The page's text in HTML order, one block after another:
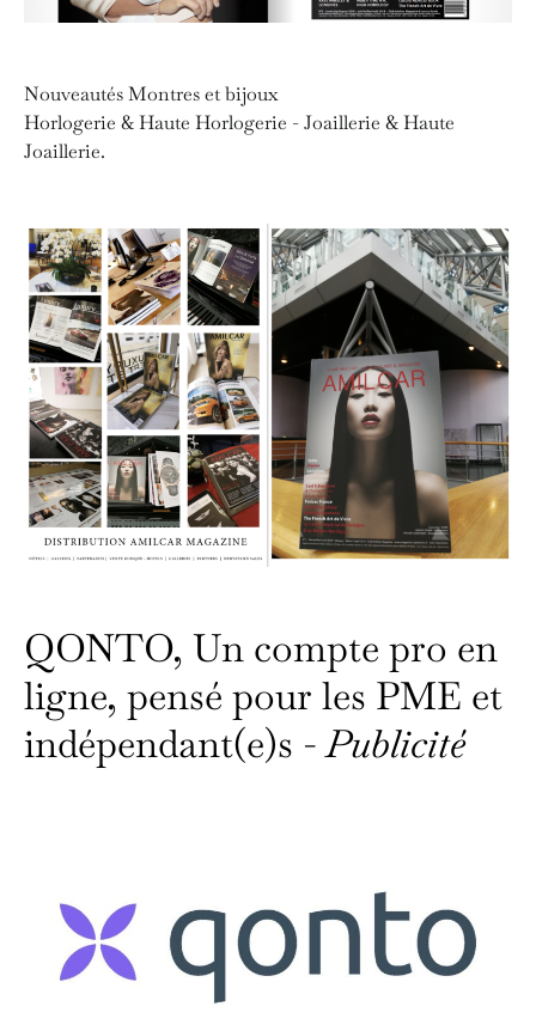
Nouveautés Montres et bijoux
Horlogerie & Haute Horlogerie - Joaillerie & Haute
Joaillerie.
QONTO, Un compte pro en
ligne, pensé pour les PME et
indépendant(e)s -Publicité